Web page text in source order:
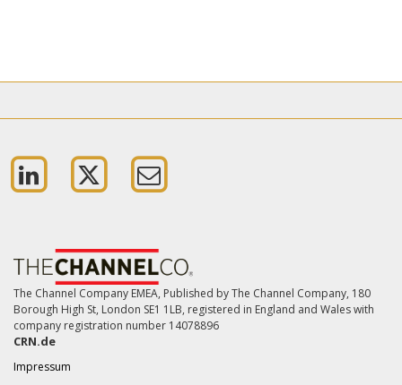
The Channel Company EMEA, Published by The Channel Company, 180
Borough High St, London SE1 1LB, registered in England and Wales with
company registration number 14078896
CRN.de
Impressum